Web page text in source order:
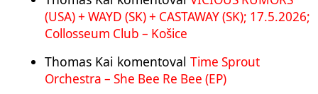
(USA) + WAYD (SK) + CASTAWAY (SK); 17.5.2026;
Collosseum Club – Košice
Thomas Kai komentoval Time Sprout
Orchestra – She Bee Re Bee (EP)